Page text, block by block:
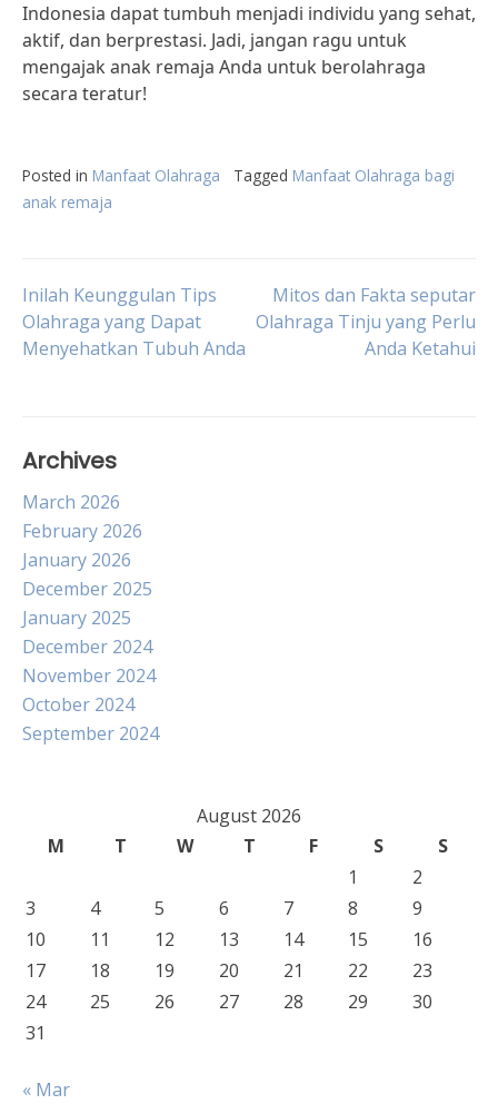
Indonesia dapat tumbuh menjadi individu yang sehat,
aktif, dan berprestasi. Jadi, jangan ragu untuk
mengajak anak remaja Anda untuk berolahraga
secara teratur!
Posted in Manfaat Olahraga Tagged Manfaat Olahraga bagi
anak remaja
Post
navigation
Inilah Keunggulan Tips
Olahraga yang Dapat
Menyehatkan Tubuh Anda
Mitos dan Fakta seputar
Olahraga Tinju yang Perlu
Anda Ketahui
Archives
March 2026
February 2026
January 2026
December 2025
January 2025
December 2024
November 2024
October 2024
September 2024
August 2026
M
T W T F S
S
1
2
3
4 5 6 7 8
9
10
11 12 13 14 15
16
17
18 19 20 21 22
23
24
25 26 27 28 29
30
31
« Mar